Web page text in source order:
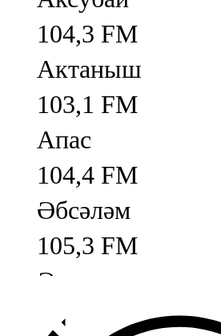
104,3 FM
Актаныш
103,1 FM
Апас
104,4 FM
Әбсәләм
105,3 FM
Әлмәт
92,9 FM